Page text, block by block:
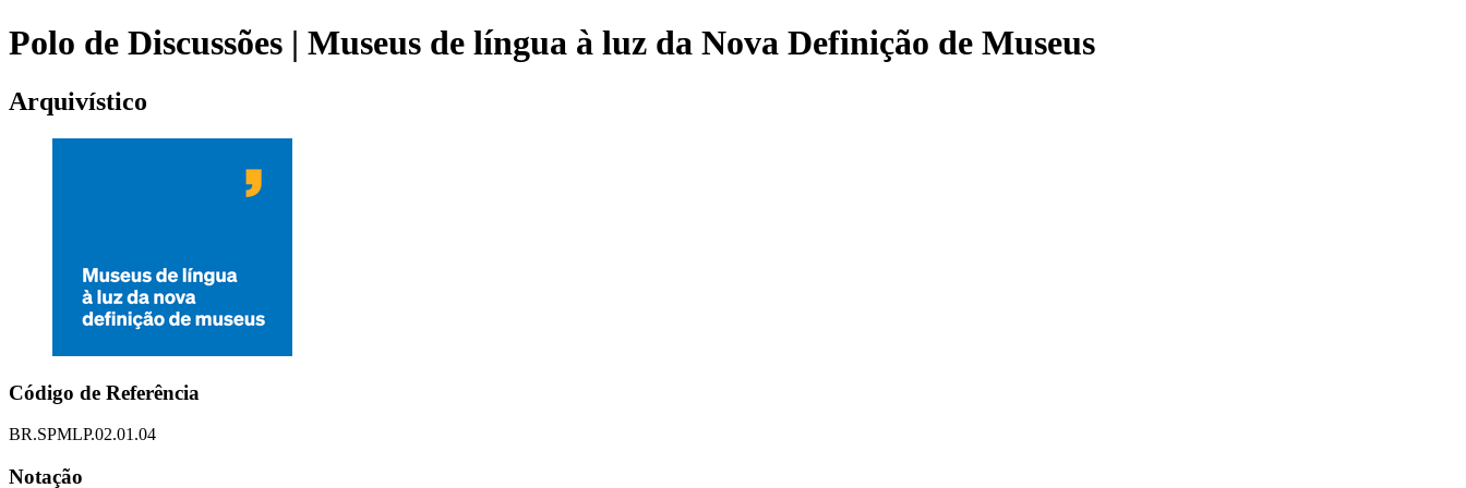
Polo de Discussões | Museus de língua à luz da Nova Definição de Museus
Arquivístico
Código de Referência
BR.SPMLP.02.01.04
Notação